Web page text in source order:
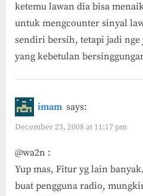
ketemu lawan dia bisa
untuk mengcounter sinyal
sendiri bersih, tetapi jadi nge
yang kebetulan
imam says:
December 23, 2008 at 11:17 pm
@wa2n :
Yup mas, Fitur yg lain
buat pengguna radio,